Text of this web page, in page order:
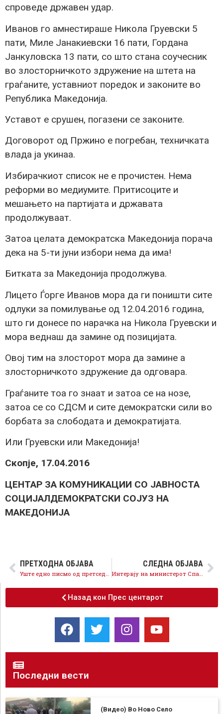
спроведе државен удар.
Иванов го амнестираше Никола Груевски 5
пати, Миле Јанакиевски 16 пати, Гордана
Јанкуловска 13 пати, со што стана соучесник
во злосторничкото здружение на штета на
граѓаните, уставниот поредок и законите во
Република Македонија.
Уставот е срушен, погазени се законите.
Договорот од Пржино е погребан, техничката
влада ја укинаа.
Избирачкиот список не е прочистен. Нема
реформи во медиумите. Притисоците и
мешањето на партијата и државата
продолжуваат.
Затоа целата демократска Македонија порача
дека на 5-ти јуни избори нема да има!
Битката за Македонија продолжува.
Лицето Ѓорге Иванов мора да ги поништи сите
одлуки за помилување од 12.04.2016 година,
што ги донесе по нарачка на Никола Груевски и
мора веднаш да замине од позицијата.
Овој тим на злосторот мора да замине а
злосторничкото здружение да одговара.
Граѓаните тоа го знаат и затоа се на нозе,
затоа се со СДСМ и сите демократски сили во
борбата за слободата и демократијата.
Или Груевски или Македонија!
Скопје, 17.04.2016
ЦЕНТАР ЗА КОМУНИКАЦИИ СО ЈАВНОСТА
СОЦИЈАЛДЕМОКРАТСКИ СОЈУЗ НА
МАКЕДОНИЈА
ПРЕТХОДНА ОБЈАВА СЛЕДНА ОБЈАВА
Назад кон Прес центарот
Последни вести
(Видео) Во Ново Село